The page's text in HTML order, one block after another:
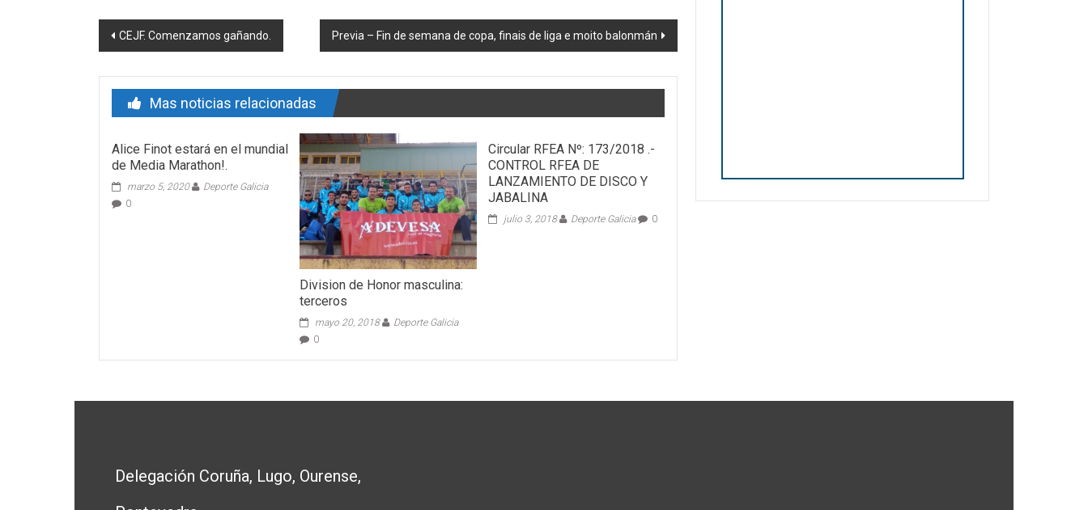
Post navigation
CEJF. Comenzamos gañando. Previa – Fin de semana de copa, finais de liga e moito balonmán
Mas noticias relacionadas
Alice Finot estará en el mundial
de Media Marathon!.
marzo 5, 2020
Deporte Galicia
0
Division de Honor masculina:
terceros
mayo 20, 2018
Deporte Galicia
0
Circular RFEA Nº: 173/2018 .-
CONTROL RFEA DE
LANZAMIENTO DE DISCO Y
JABALINA
julio 3, 2018 Deporte Galicia 0
Delegación Coruña, Lugo, Ourense,